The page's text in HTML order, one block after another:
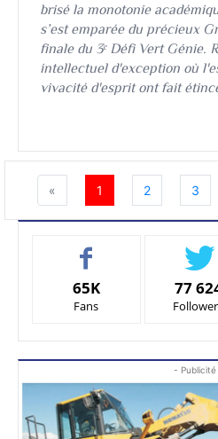
brisé la monotonie
s’est emparée du précieux
finale du 3ᵉ Défi Vert Génie.
intellectuel d'exception où
vivacité d'esprit ont fait
« 1 2 3
65K
Fans
77
- Publicité